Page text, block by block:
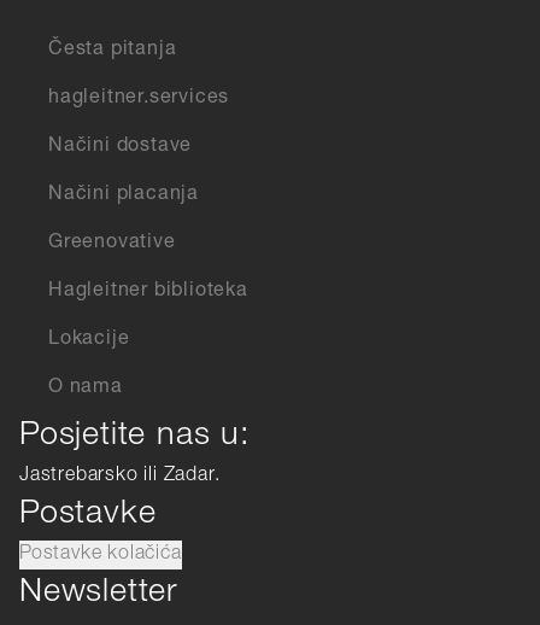
Česta pitanja
hagleitner.services
Načini dostave
Načini placanja
Greenovative
Hagleitner biblioteka
Lokacije
O nama
Posjetite nas u:
Jastrebarsko ili Zadar.
Postavke
Postavke kolačića
Newsletter